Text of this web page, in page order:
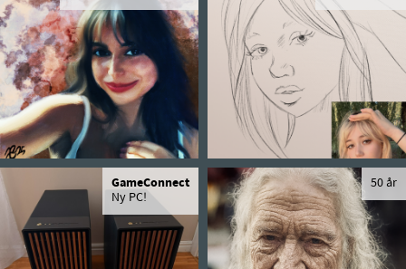
GameConnect
Ny PC!
50 år